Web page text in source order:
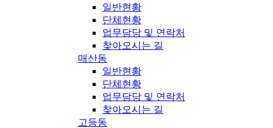
일반현황
단체현황
업무담당 및 연락처
찾아오시는 길
매산동
일반현황
단체현황
업무담당 및 연락처
찾아오시는 길
고등동